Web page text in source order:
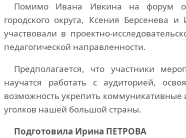
Помимо Ивана Ивкина на форум
городского округа, Ксения Берсенева
участвовали в проектно-
педагогической направленности.
Предполагается, что участники
научатся работать с аудиторией,
возможность укрепить
уголков нашей большой страны.
Подготовила Ирина ПЕТРОВА